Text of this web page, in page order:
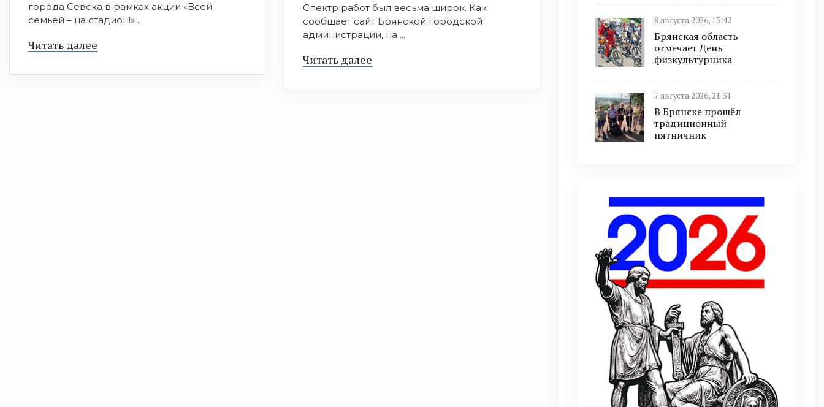
города Севска в рамках акции «Всей
семьёй – на стадион!» ...
Читать далее
Спектр работ был весьма широк. Как
сообщает сайт Брянской городской
администрации, на ...
Читать далее
8 августа 2026, 13:42
Брянская область
отмечает День
физкультурника
7 августа 2026, 21:31
В Брянске прошёл
традиционный
пятничник